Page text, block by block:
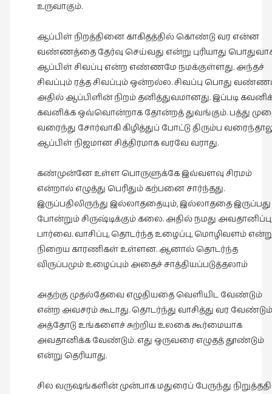
உருவாகும்.
ஆப்பிள் நிறத்தினை காகிதத்தில் கொண்டு வர என்ன
வண்ணத்தை தேர்வு செய்வது என்று புரியாது
ஆப்பிள் சிவப்பு என்ற எண்ணமே நமக்குள்ளது. அந்தச்
சிவப்பும் ரத்த சிவப்பும் ஒன்றல்ல. சிவப்பு பொது
அதில் ஆப்பிளின் நிறம் தனித்துவமானது. இப்படி
கவனிக்க ஒவ்வொன்றாக தோன்றத் துவங்கும். பத்து
வரைந்து சோர்வாகி கிழித்துப் போட்டு திரும்ப
ஆப்பிள் நிஜமான சித்திரமாக வரவே வராது.
கண்முன்னே உள்ள பொருளுக்கே இவ்வளவு சிரமம்
என்றால் எழுத்து பெரிதும் கற்பனை சார்ந்தது.
இருப்பதிலிருந்து இல்லாததையும், இல்லாததை இருப்பது
போன்றும் சிருஷ்டிக்கும் கலை. அதில் நமது அவதானிப்பு,
பார்வை. வாசிப்பு, தொடர்ந்த உழைப்பு, மொழிவளம்
நிறைய காரணிகள் உள்ளன. ஆனால் தொடர்ந்த
விருப்பமும் உழைப்பும் அதைச் சாத்தியப்படுத்தலாம்
அதற்கு முதல்தேவை எழுதியதை வெளியிட வேண்டும்
என்ற அவசரம் கூடாது. தொடர்ந்து வாசித்து வர
அத்தோடு உங்களைச் சுற்றிய உலகை கூர்மையாக
அவதானிக்க வேண்டும். எது ஒருவரை எழுதத் தூண்டும்
என்று தெரியாது.
சில வருஷங்களின் முன்பாக மதுரைப் பேருந்து